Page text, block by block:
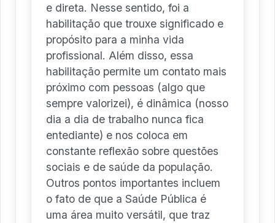
e direta. Nesse sentido, foi a
habilitação que trouxe significado e
propósito para a minha vida
profissional. Além disso, essa
habilitação permite um contato mais
próximo com pessoas (algo que
sempre valorizei), é dinâmica (nosso
dia a dia de trabalho nunca fica
entediante) e nos coloca em
constante reflexão sobre questões
sociais e de saúde da população.
Outros pontos importantes incluem
o fato de que a Saúde Pública é
uma área muito versátil, que traz